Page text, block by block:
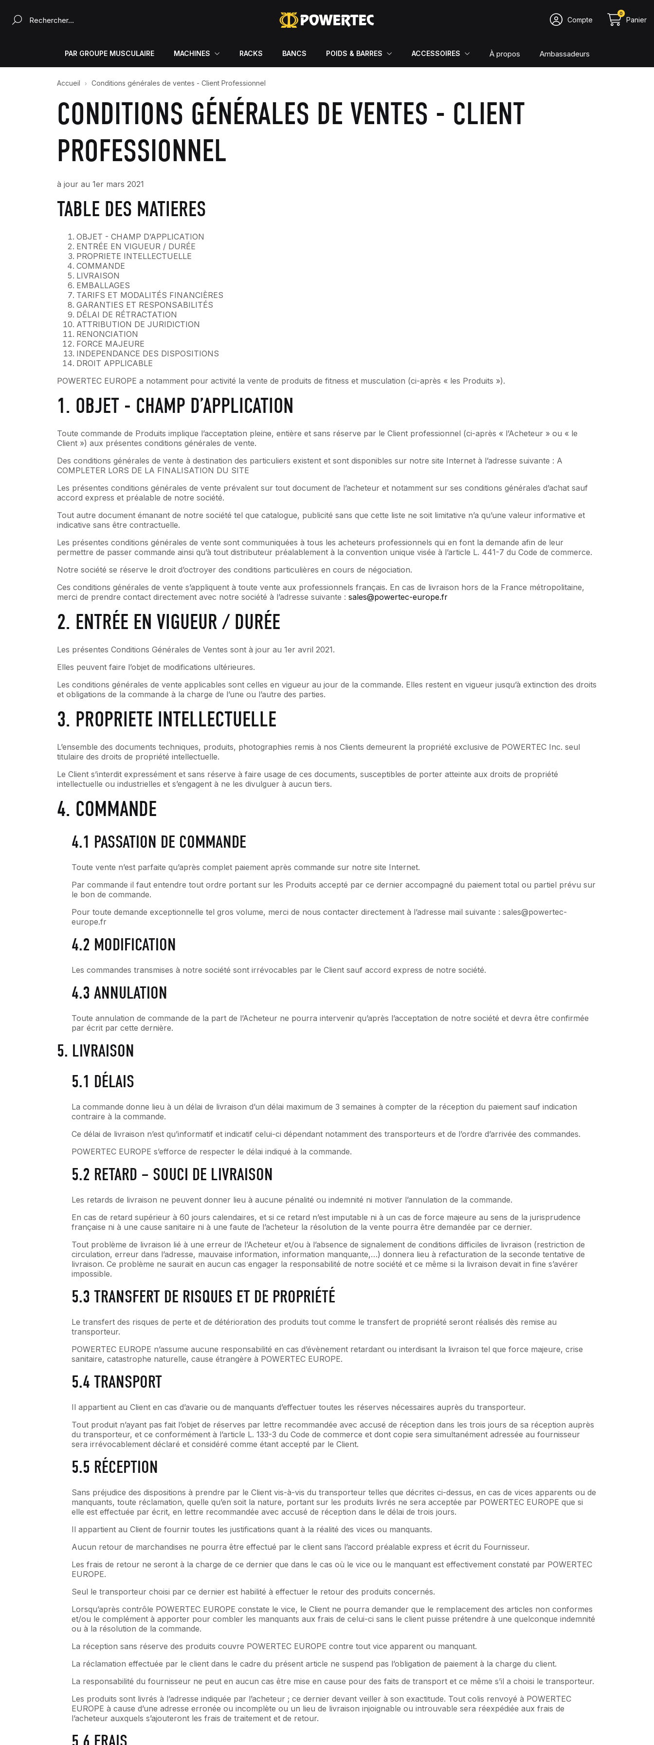
Rechercher un produit...
Compte
0
Panier
PAR GROUPE MUSCULAIRE MACHINES RACKS BANCS POIDS & BARRES ACCESSOIRES À propos Ambassadeurs
Accueil Conditions générales de ventes - Client Professionnel
CONDITIONS GÉNÉRALES DE VENTES - CLIENT
PROFESSIONNEL
à jour au 1er mars 2021
TABLE DES MATIERES
OBJET - CHAMP D’APPLICATION
ENTRÉE EN VIGUEUR / DURÉE
PROPRIETE INTELLECTUELLE
COMMANDE
LIVRAISON
EMBALLAGES
TARIFS ET MODALITÉS FINANCIÈRES
GARANTIES ET RESPONSABILITÉS
DÉLAI DE RÉTRACTATION
ATTRIBUTION DE JURIDICTION
RENONCIATION
FORCE MAJEURE
INDEPENDANCE DES DISPOSITIONS
DROIT APPLICABLE
POWERTEC EUROPE a notamment pour activité la vente de produits de fitness et musculation (ci-après « les Produits »).
1. OBJET - CHAMP D’APPLICATION
Toute commande de Produits implique l’acceptation pleine, entière et sans réserve par le Client professionnel (ci-après « l’Acheteur » ou « le
Client ») aux présentes conditions générales de vente.
Des conditions générales de vente à destination des particuliers existent et sont disponibles sur notre site Internet à l’adresse suivante : A
COMPLETER LORS DE LA FINALISATION DU SITE
Les présentes conditions générales de vente prévalent sur tout document de l’acheteur et notamment sur ses conditions générales d’achat sauf
accord express et préalable de notre société.
Tout autre document émanant de notre société tel que catalogue, publicité sans que cette liste ne soit limitative n’a qu’une valeur informative et
indicative sans être contractuelle.
Les présentes conditions générales de vente sont communiquées à tous les acheteurs professionnels qui en font la demande afin de leur
permettre de passer commande ainsi qu’à tout distributeur préalablement à la convention unique visée à l’article L. 441-7 du Code de commerce.
Notre société se réserve le droit d’octroyer des conditions particulières en cours de négociation.
Ces conditions générales de vente s’appliquent à toute vente aux professionnels français. En cas de livraison hors de la France métropolitaine,
merci de prendre contact directement avec notre société à l’adresse suivante : sales@powertec-europe.fr
2. ENTRÉE EN VIGUEUR / DURÉE
Les présentes Conditions Générales de Ventes sont à jour au 1er avril 2021.
Elles peuvent faire l’objet de modifications ultérieures.
Les conditions générales de vente applicables sont celles en vigueur au jour de la commande. Elles restent en vigueur jusqu’à extinction des droits
et obligations de la commande à la charge de l’une ou l’autre des parties.
3. PROPRIETE INTELLECTUELLE
L’ensemble des documents techniques, produits, photographies remis à nos Clients demeurent la propriété exclusive de POWERTEC Inc. seul
titulaire des droits de propriété intellectuelle.
Le Client s’interdit expressément et sans réserve à faire usage de ces documents, susceptibles de porter atteinte aux droits de propriété
intellectuelle ou industrielles et s’engagent à ne les divulguer à aucun tiers.
4. COMMANDE
4.1 PASSATION DE COMMANDE
Toute vente n’est parfaite qu’après complet paiement après commande sur notre site Internet.
Par commande il faut entendre tout ordre portant sur les Produits accepté par ce dernier accompagné du paiement total ou partiel prévu sur
le bon de commande.
Pour toute demande exceptionnelle tel gros volume, merci de nous contacter directement à l’adresse mail suivante : sales@powertec-
europe.fr
4.2 MODIFICATION
Les commandes transmises à notre société sont irrévocables par le Client sauf accord express de notre société.
4.3 ANNULATION
Toute annulation de commande de la part de l’Acheteur ne pourra intervenir qu’après l’acceptation de notre société et devra être confirmée
par écrit par cette dernière.
5. LIVRAISON
5.1 DÉLAIS
La commande donne lieu à un délai de livraison d’un délai maximum de 3 semaines à compter de la réception du paiement sauf indication
contraire à la commande.
Ce délai de livraison n’est qu’informatif et indicatif celui-ci dépendant notamment des transporteurs et de l’ordre d’arrivée des commandes.
POWERTEC EUROPE s’efforce de respecter le délai indiqué à la commande.
5.2 RETARD – SOUCI DE LIVRAISON
Les retards de livraison ne peuvent donner lieu à aucune pénalité ou indemnité ni motiver l’annulation de la commande.
En cas de retard supérieur à 60 jours calendaires, et si ce retard n’est imputable ni à un cas de force majeure au sens de la jurisprudence
française ni à une cause sanitaire ni à une faute de l’acheteur la résolution de la vente pourra être demandée par ce dernier.
Tout problème de livraison lié à une erreur de l’Acheteur et/ou à l’absence de signalement de conditions difficiles de livraison (restriction de
circulation, erreur dans l’adresse, mauvaise information, information manquante,…) donnera lieu à refacturation de la seconde tentative de
livraison. Ce problème ne saurait en aucun cas engager la responsabilité de notre société et ce même si la livraison devait in fine s’avérer
impossible.
5.3 TRANSFERT DE RISQUES ET DE PROPRIÉTÉ
Le transfert des risques de perte et de détérioration des produits tout comme le transfert de propriété seront réalisés dès remise au
transporteur.
POWERTEC EUROPE n’assume aucune responsabilité en cas d’évènement retardant ou interdisant la livraison tel que force majeure, crise
sanitaire, catastrophe naturelle, cause étrangère à POWERTEC EUROPE.
5.4 TRANSPORT
Il appartient au Client en cas d’avarie ou de manquants d’effectuer toutes les réserves nécessaires auprès du transporteur.
Tout produit n’ayant pas fait l’objet de réserves par lettre recommandée avec accusé de réception dans les trois jours de sa réception auprès
du transporteur, et ce conformément à l’article L. 133-3 du Code de commerce et dont copie sera simultanément adressée au fournisseur
sera irrévocablement déclaré et considéré comme étant accepté par le Client.
5.5 RÉCEPTION
Sans préjudice des dispositions à prendre par le Client vis-à-vis du transporteur telles que décrites ci-dessus, en cas de vices apparents ou de
manquants, toute réclamation, quelle qu’en soit la nature, portant sur les produits livrés ne sera acceptée par POWERTEC EUROPE que si
elle est effectuée par écrit, en lettre recommandée avec accusé de réception dans le délai de trois jours.
Il appartient au Client de fournir toutes les justifications quant à la réalité des vices ou manquants.
Aucun retour de marchandises ne pourra être effectué par le client sans l’accord préalable express et écrit du Fournisseur.
Les frais de retour ne seront à la charge de ce dernier que dans le cas où le vice ou le manquant est effectivement constaté par POWERTEC
EUROPE.
Seul le transporteur choisi par ce dernier est habilité à effectuer le retour des produits concernés.
Lorsqu’après contrôle POWERTEC EUROPE constate le vice, le Client ne pourra demander que le remplacement des articles non conformes
et/ou le complément à apporter pour combler les manquants aux frais de celui-ci sans le client puisse prétendre à une quelconque indemnité
ou à la résolution de la commande.
La réception sans réserve des produits couvre POWERTEC EUROPE contre tout vice apparent ou manquant.
La réclamation effectuée par le client dans le cadre du présent article ne suspend pas l’obligation de paiement à la charge du client.
La responsabilité du fournisseur ne peut en aucun cas être mise en cause pour des faits de transport et ce même s’il a choisi le transporteur.
Les produits sont livrés à l’adresse indiquée par l’acheteur ; ce dernier devant veiller à son exactitude. Tout colis renvoyé à POWERTEC
EUROPE à cause d’une adresse erronée ou incomplète ou un lieu de livraison injoignable ou introuvable sera réexpédiée aux frais de
l’acheteur auxquels s’ajouteront les frais de traitement et de retour.